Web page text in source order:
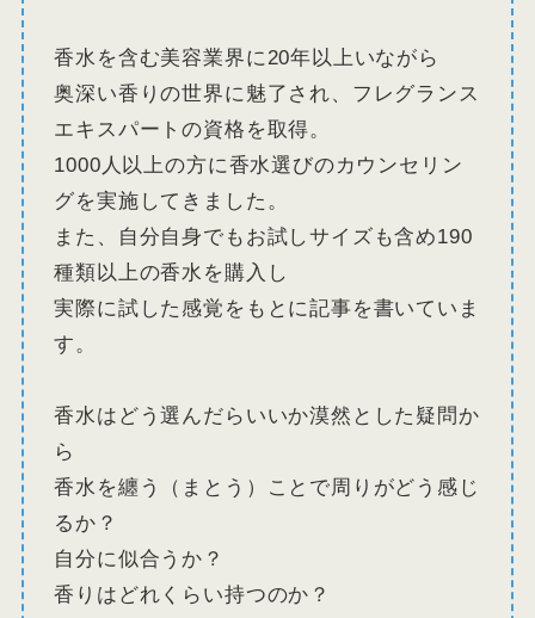
香水を含む美容業界に20年以上いながら
奥深い香りの世界に魅了され、フレグランス
エキスパートの資格を取得。
1000人以上の方に香水選びのカウンセリン
グを実施してきました。
また、自分自身でもお試しサイズも含め190
種類以上の香水を購入し
実際に試した感覚をもとに記事を書いていま
す。
香水はどう選んだらいいか漠然とした疑問か
ら
香水を纏う（まとう）ことで周りがどう感じ
るか？
自分に似合うか？
香りはどれくらい持つのか？